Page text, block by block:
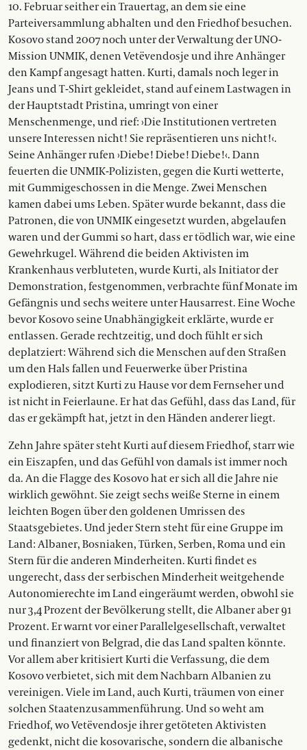
10. Februar seither ein Trauertag, an dem sie eine
Parteiversammlung abhalten und den Friedhof besuchen.
Kosovo stand 2007 noch unter der Verwaltung der UNO-
Mission UNMIK, denen Vetëvendosje und ihre Anhänger
den Kampf angesagt hatten. Kurti, damals noch leger in
Jeans und T-Shirt gekleidet, stand auf einem Lastwagen in
der Hauptstadt Pristina, umringt von einer
Menschenmenge, und rief: ›Die Institutionen vertreten
unsere Interessen nicht! Sie repräsentieren uns nicht!‹.
Seine Anhänger rufen ›Diebe! Diebe! Diebe!‹. Dann
feuerten die UNMIK-Polizisten, gegen die Kurti wetterte,
mit Gummigeschossen in die Menge. Zwei Menschen
kamen dabei ums Leben. Später wurde bekannt, dass die
Patronen, die von UNMIK eingesetzt wurden, abgelaufen
waren und der Gummi so hart, dass er tödlich war, wie eine
Gewehrkugel. Während die beiden Aktivisten im
Krankenhaus verbluteten, wurde Kurti, als Initiator der
Demonstration, festgenommen, verbrachte fünf Monate im
Gefängnis und sechs weitere unter Hausarrest. Eine Woche
bevor Kosovo seine Unabhängigkeit erklärte, wurde er
entlassen. Gerade rechtzeitig, und doch fühlt er sich
deplatziert: Während sich die Menschen auf den Straßen
um den Hals fallen und Feuerwerke über Pristina
explodieren, sitzt Kurti zu Hause vor dem Fernseher und
ist nicht in Feierlaune. Er hat das Gefühl, dass das Land, für
das er gekämpft hat, jetzt in den Händen anderer liegt.
Zehn Jahre später steht Kurti auf diesem Friedhof, starr wie
ein Eiszapfen, und das Gefühl von damals ist immer noch
da. An die Flagge des Kosovo hat er sich all die Jahre nie
wirklich gewöhnt. Sie zeigt sechs weiße Sterne in einem
leichten Bogen über den goldenen Umrissen des
Staatsgebietes. Und jeder Stern steht für eine Gruppe im
Land: Albaner, Bosniaken, Türken, Serben, Roma und ein
Stern für die anderen Minderheiten. Kurti findet es
ungerecht, dass der serbischen Minderheit weitgehende
Autonomierechte im Land eingeräumt werden, obwohl sie
nur 3,4 Prozent der Bevölkerung stellt, die Albaner aber 91
Prozent. Er warnt vor einer Parallelgesellschaft, verwaltet
und finanziert von Belgrad, die das Land spalten könnte.
Vor allem aber kritisiert Kurti die Verfassung, die dem
Kosovo verbietet, sich mit dem Nachbarn Albanien zu
vereinigen. Viele im Land, auch Kurti, träumen von einer
solchen Staatenzusammenführung. Und so weht am
Friedhof, wo Vetëvendosje ihrer getöteten Aktivisten
gedenkt, nicht die kosovarische, sondern die albanische